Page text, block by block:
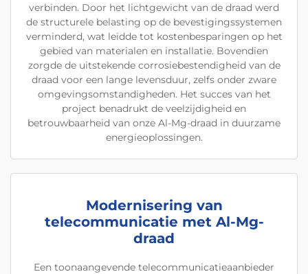
verbinden. Door het lichtgewicht van de draad werd
de structurele belasting op de bevestigingssystemen
verminderd, wat leidde tot kostenbesparingen op het
gebied van materialen en installatie. Bovendien
zorgde de uitstekende corrosiebestendigheid van de
draad voor een lange levensduur, zelfs onder zware
omgevingsomstandigheden. Het succes van het
project benadrukt de veelzijdigheid en
betrouwbaarheid van onze Al-Mg-draad in duurzame
energieoplossingen.
Modernisering van
telecommunicatie met Al-Mg-
draad
Een toonaangevende telecommunicatieaanbieder